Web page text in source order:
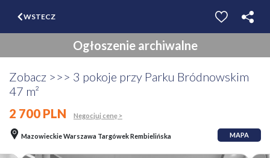
WSTECZ
Ogłoszenie archiwalne
️Zobacz >>> 3 pokoje przy Parku Bródnowskim️
47 m²
2 700 PLN
Negocjuj cenę >
Mazowieckie Warszawa Targówek Rembielińska MAPA